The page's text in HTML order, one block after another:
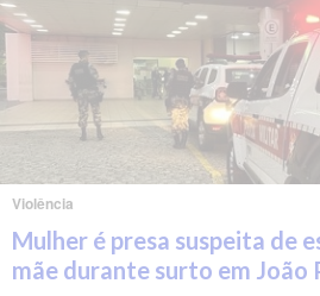
Violência
Mulher é presa suspeita de
mãe durante surto em João